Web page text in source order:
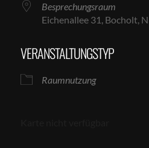
Besprechungsraum
Eichenallee 31, Bocholt,
VERANSTALTUNGSTYP
Raumnutzung